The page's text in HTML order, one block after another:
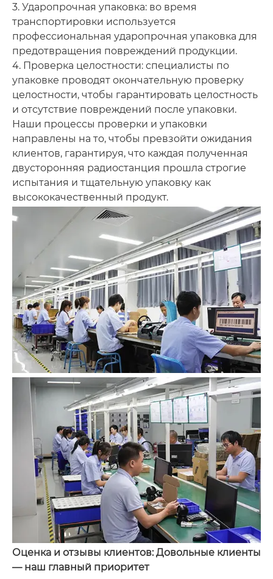
3. Ударопрочная упаковка: во время
транспортировки используется
профессиональная ударопрочная упаковка для
предотвращения повреждений продукции.
4. Проверка целостности: специалисты по
упаковке проводят окончательную проверку
целостности, чтобы гарантировать целостность
и отсутствие повреждений после упаковки.
Наши процессы проверки и упаковки
направлены на то, чтобы превзойти ожидания
клиентов, гарантируя, что каждая полученная
двусторонняя радиостанция прошла строгие
испытания и тщательную упаковку как
высококачественный продукт.
Оценка и отзывы клиентов: Довольные клиенты
— наш главный приоритет